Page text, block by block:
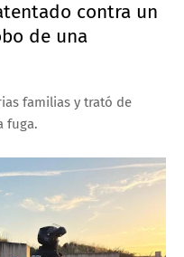
contra un
de una
familias y trató de
fuga.